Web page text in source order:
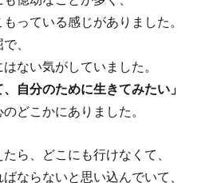
っている感じがありました。
、
ない気がしていました。
、自分のために生きてみたい」
どこかにありました。
ら、どこにも行けなくて、
ならないと思い込んでいて、